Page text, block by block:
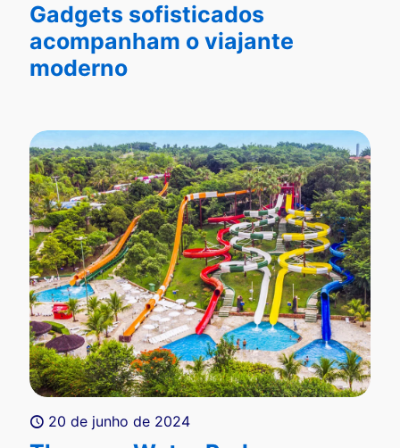
Gadgets sofisticados
acompanham o viajante
moderno
20 de junho de 2024